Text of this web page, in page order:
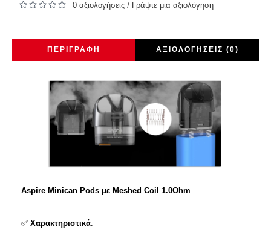
0 αξιολογήσεις / Γράψτε μια αξιολόγηση
ΠΕΡΙΓΡΑΦΉ ΑΞΙΟΛΟΓΉΣΕΙΣ (0)
Aspire Minican Pods με Meshed Coil 1.0Ohm
✅ Χαρακτηριστικά: